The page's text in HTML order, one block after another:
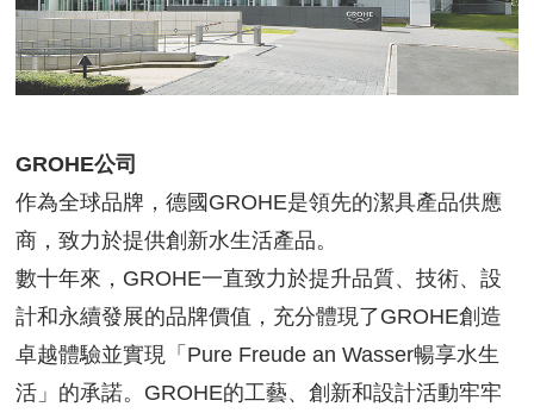
GROHE公司
作為全球品牌，德國GROHE是領先的潔具產品供應
商，致力於提供創新水生活產品。
數十年來，GROHE一直致力於提升品質、技術、設
計和永續發展的品牌價值，充分體現了GROHE創造
卓越體驗並實現「Pure Freude an Wasser暢享水生
活」的承諾。GROHE的工藝、創新和設計活動牢牢